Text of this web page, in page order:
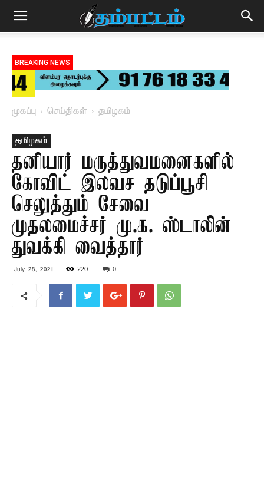
BREAKING NEWS
முகப்பு செய்திகள் தமிழகம்
தமிழகம்
தனியார் மருத்துவமனைகளில்
கோவிட் இலவச தடுப்பூசி
செலுத்தும் சேவை –
முதலமைச்சர் மு.க. ஸ்டாலின்
துவக்கி வைத்தார்
July 28, 2021 220 0